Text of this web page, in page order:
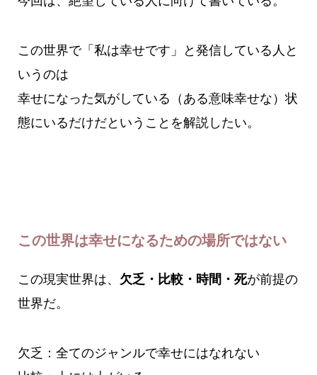
この世界で「私は幸せです」と発信している人と
いうのは
幸せになった気がしている（ある意味幸せな）状
態にいるだけだということを解説したい。
この世界は幸せになるための場所ではない
この現実世界は、 欠乏・比較・時間・死が前提の
世界だ。
欠乏：全てのジャンルで幸せにはなれない